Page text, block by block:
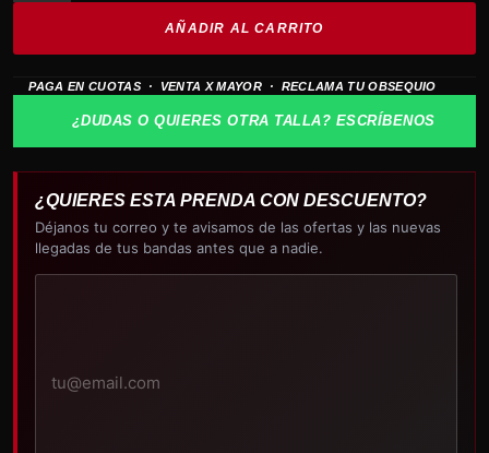
Pepsi
cantidad
AÑADIR AL CARRITO
PAGA EN CUOTAS · VENTA X MAYOR · RECLAMA TU OBSEQUIO
¿DUDAS O QUIERES OTRA TALLA? ESCRÍBENOS
¿QUIERES ESTA PRENDA CON DESCUENTO?
Déjanos tu correo y te avisamos de las ofertas y las nuevas
llegadas de tus bandas antes que a nadie.